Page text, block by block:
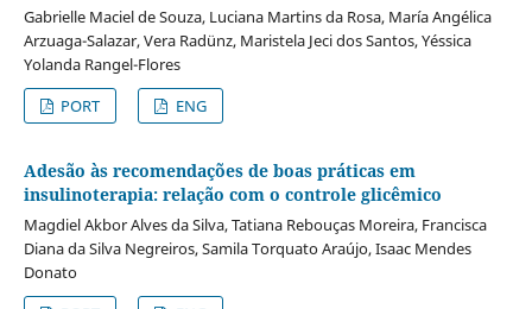
Gabrielle Maciel de Souza, Luciana Martins da Rosa, María Angélica
Arzuaga-Salazar, Vera Radünz, Maristela Jeci dos Santos, Yéssica
Yolanda Rangel-Flores
PORT
ENG
Adesão às recomendações de boas práticas em
insulinoterapia: relação com o controle glicêmico
Magdiel Akbor Alves da Silva, Tatiana Rebouças Moreira, Francisca
Diana da Silva Negreiros, Samila Torquato Araújo, Isaac Mendes
Donato